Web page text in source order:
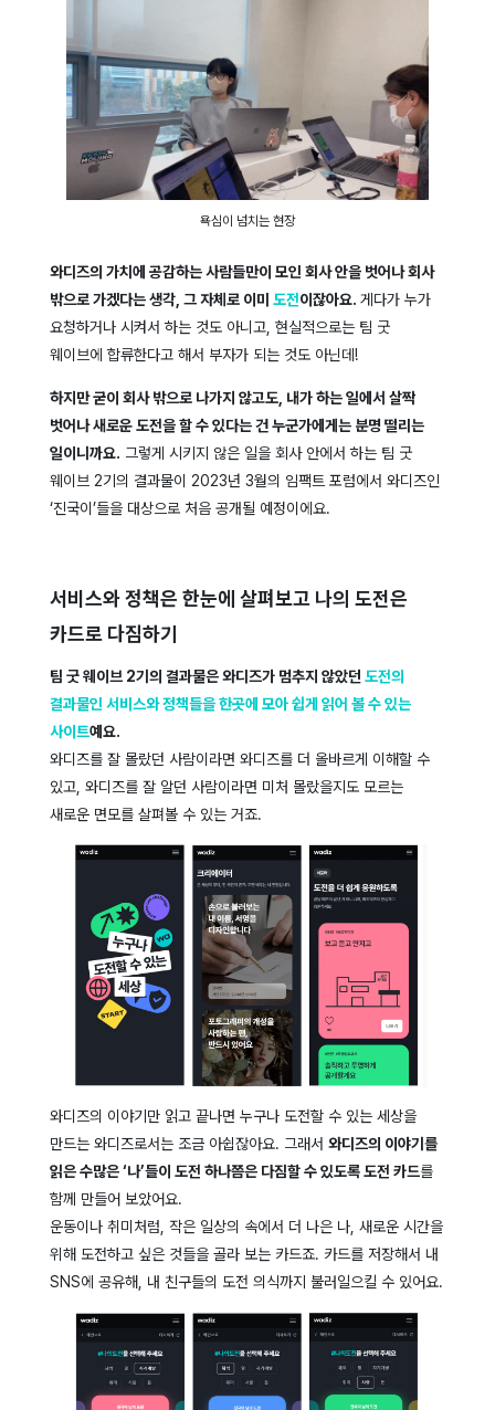
욕심이 넘치는 현장
와디즈의 가치에 공감하는 사람들만이 모인 회사 안을 벗어나 회사
밖으로 가겠다는 생각, 그 자체로 이미 도전이잖아요. 게다가 누가
요청하거나 시켜서 하는 것도 아니고, 현실적으로는 팀 굿
웨이브에 합류한다고 해서 부자가 되는 것도 아닌데!
하지만 굳이 회사 밖으로 나가지 않고도, 내가 하는 일에서 살짝
벗어나 새로운 도전을 할 수 있다는 건 누군가에게는 분명 떨리는
일이니까요. 그렇게 시키지 않은 일을 회사 안에서 하는 팀 굿
웨이브 2기의 결과물이 2023년 3월의 임팩트 포럼에서 와디즈인
‘진국이’들을 대상으로 처음 공개될 예정이에요.
서비스와 정책은 한눈에 살펴보고 나의 도전은
카드로 다짐하기
팀 굿 웨이브 2기의 결과물은 와디즈가 멈추지 않았던 도전의
결과물인 서비스와 정책들을 한곳에 모아 쉽게 읽어 볼 수 있는
사이트예요.
와디즈를 잘 몰랐던 사람이라면 와디즈를 더 올바르게 이해할 수
있고, 와디즈를 잘 알던 사람이라면 미처 몰랐을지도 모르는
새로운 면모를 살펴볼 수 있는 거죠.
와디즈의 이야기만 읽고 끝나면 누구나 도전할 수 있는 세상을
만드는 와디즈로서는 조금 아쉽잖아요. 그래서 와디즈의 이야기를
읽은 수많은 ‘나’들이 도전 하나쯤은 다짐할 수 있도록 도전 카드를
함께 만들어 보았어요.
운동이나 취미처럼, 작은 일상의 속에서 더 나은 나, 새로운 시간을
위해 도전하고 싶은 것들을 골라 보는 카드죠. 카드를 저장해서 내
SNS에 공유해, 내 친구들의 도전 의식까지 불러일으킬 수 있어요.